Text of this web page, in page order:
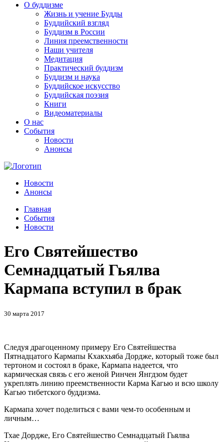
О буддизме
Жизнь и учение Будды
Буддийский взгляд
Буддизм в России
Линия преемственности
Наши учителя
Медитация
Практический буддизм
Буддизм и наука
Буддийское искусство
Буддийская поэзия
Книги
Видеоматериалы
О нас
События
Новости
Анонсы
Новости
Анонсы
Главная
События
Новости
Его Святейшество
Семнадцатый Гьялва
Кармапа вступил в брак
30 марта 2017
Следуя драгоценному примеру Его Святейшества
Пятнадцатого Кармапы Кхакхьяба Дордже, который тоже был
тертоном и состоял в браке, Кармапа надеется, что
кармическая связь с его женой Ринчен Янгдзом будет
укреплять линию преемственности Карма Кагью и всю школу
Кагью тибетского буддизма.
Кармапа хочет поделиться с вами чем-то особенным и
личным…
Тхае Дордже, Его Святейшество Семнадцатый Гьялва